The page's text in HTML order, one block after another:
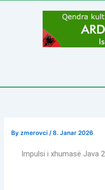
Byzmerovci /8. Janar 2026
Impulsi i xhumasë Java